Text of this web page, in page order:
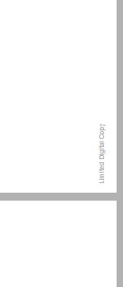
פתח דבר ... 9